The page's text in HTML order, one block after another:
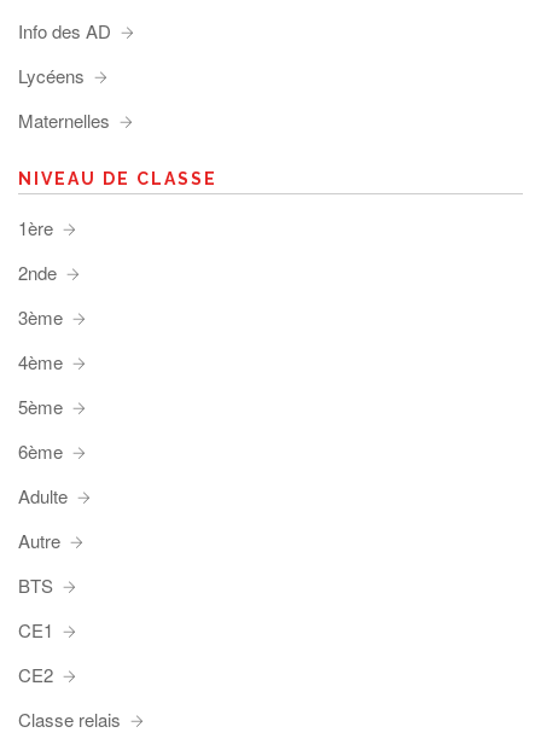
Info des AD
Lycéens
Maternelles
NIVEAU DE CLASSE
1ère
2nde
3ème
4ème
5ème
6ème
Adulte
Autre
BTS
CE1
CE2
Classe relais